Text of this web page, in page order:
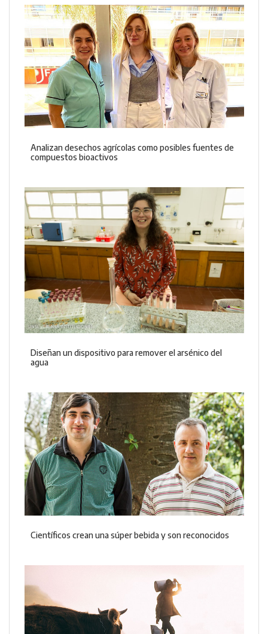
Analizan desechos agrícolas como posibles fuentes de
compuestos bioactivos
Diseñan un dispositivo para remover el arsénico del
agua
Científicos crean una súper bebida y son reconocidos